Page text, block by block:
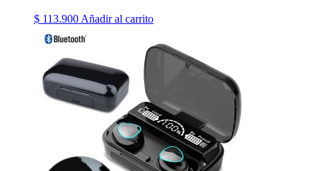
$ 113.900 Añadir al carrito